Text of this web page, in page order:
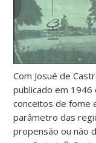
Com Josué de
publicado em
conceitos de fome
parâmetro das
propensão ou não